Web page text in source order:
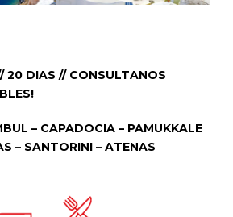
20 DIAS // CONSULTANOS
– CAPADOCIA – PAMUKKALE
– SANTORINI – ATENAS